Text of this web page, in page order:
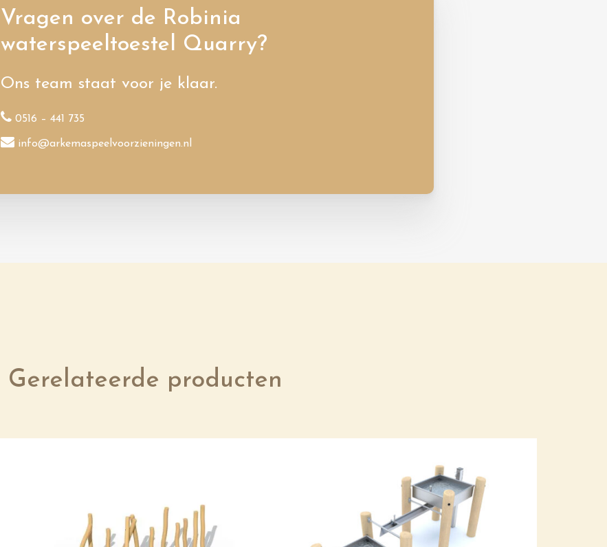
Vragen over de Robinia
waterspeeltoestel Quarry?
Ons team staat voor je klaar.
0516 – 441 735
info@arkemaspeelvoorzieningen.nl
Gerelateerde producten